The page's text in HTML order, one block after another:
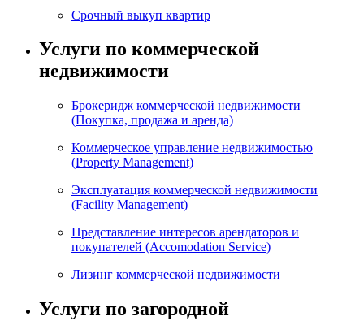
Срочный выкуп квартир
Услуги по коммерческой
недвижимости
Брокеридж коммерческой недвижимости
(Покупка, продажа и аренда)
Коммерческое управление недвижимостью
(Property Management)
Эксплуатация коммерческой недвижимости
(Facility Management)
Представление интересов арендаторов и
покупателей (Accomodation Service)
Лизинг коммерческой недвижимости
Услуги по загородной